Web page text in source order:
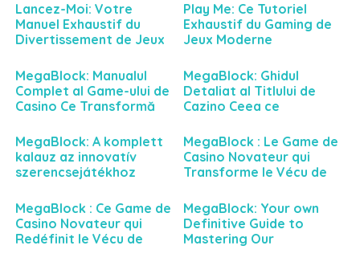
Lancez-Moi: Votre
Manuel Exhaustif du
Divertissement de Jeux
Play Me: Ce Tutoriel
Exhaustif du Gaming de
Jeux Moderne
MegaBlock: Manualul
Complet al Game-ului de
Casino Ce Transformă
Digital
MegaBlock: Ghidul
Detaliat al Titlului de
Cazino Ceea ce
Pariuri Online
MegaBlock: A komplett
kalauz az innovatív
szerencsejátékhoz
MegaBlock : Le Game de
Casino Novateur qui
Transforme le Vécu de
MegaBlock : Ce Game de
Casino Novateur qui
Redéfinit le Vécu de
MegaBlock: Your own
Definitive Guide to
Mastering Our